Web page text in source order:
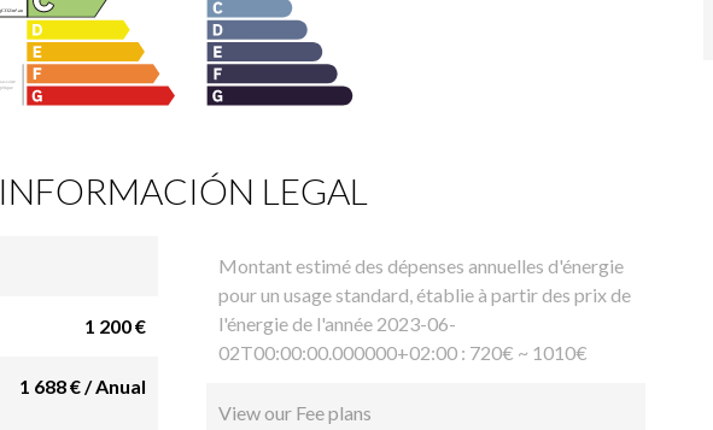
INFORMACIÓN LEGAL
1 200 €
1 688 € / Anual
Montant estimé des dépenses annuelles d'énergie
pour un usage standard, établie à partir des prix de
l'énergie de l'année 2023-06-
02T00:00:00.000000+02:00 : 720€ ~ 1010€
View our Fee plans